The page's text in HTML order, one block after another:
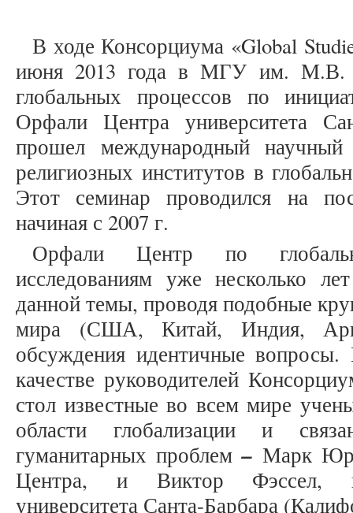
В ходе Консорциума «Global
июня 2013 года в МГУ им. М.В.
глобальных процессов по
Орфали Центра университета
прошел международный
религиозных институтов в
Этот семинар проводился на
начиная с 2007 г.
Орфали Центр по
исследованиям уже несколько
данной темы, проводя подобные
мира (США, Китай, Индия,
обсуждения идентичные
качестве руководителей
стол известные во всем мире
области глобализации и
гуманитарных проблем– Марк
Центра, и Виктор Фэссел,
университета Санта-Барбара